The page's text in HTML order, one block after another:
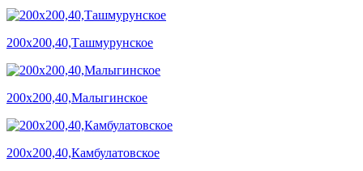
200х200,40,Ташмурунское
200х200,40,Малыгинское
200х200,40,Камбулатовское